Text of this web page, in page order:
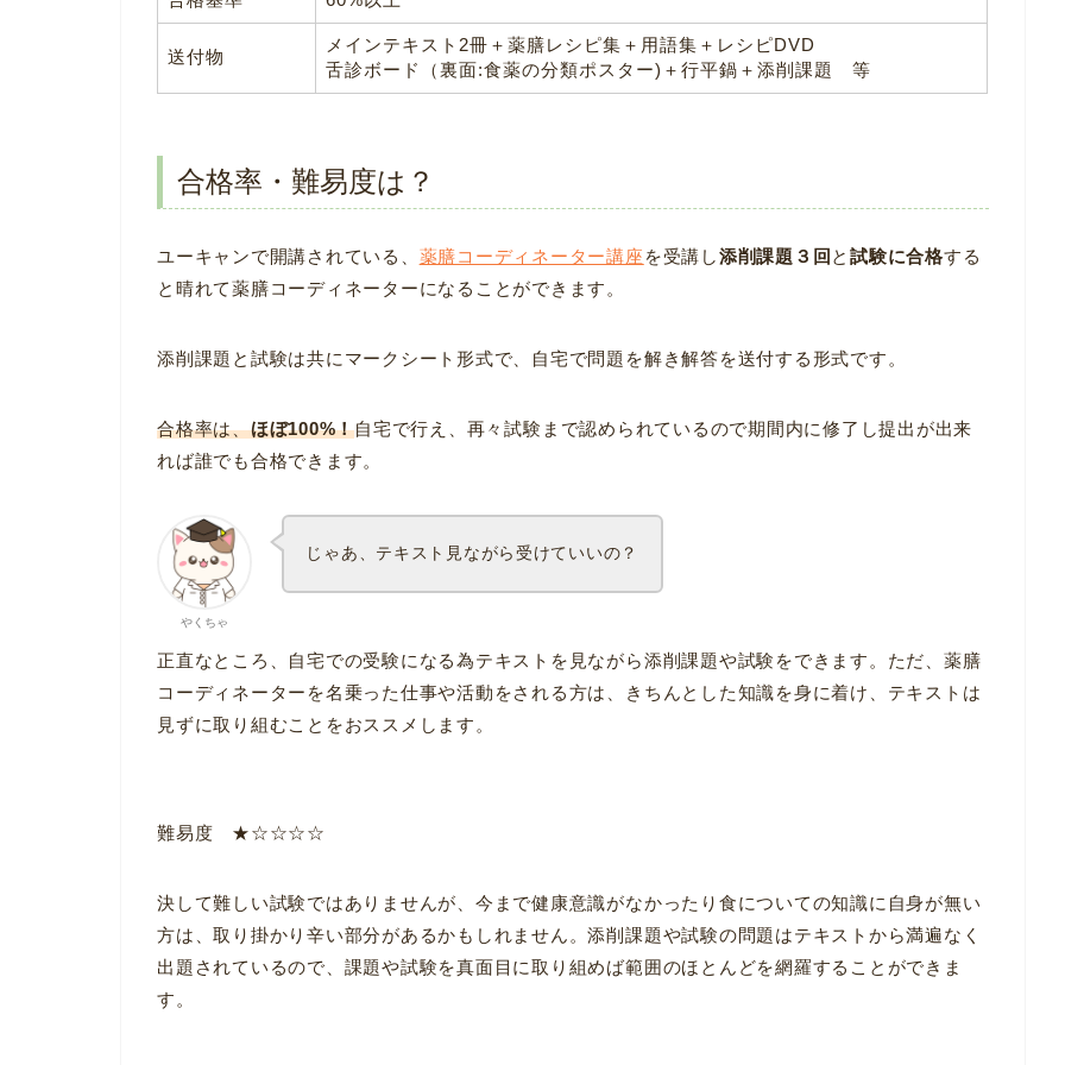
送付物
メインテキスト2冊＋薬膳レシピ集＋用語集＋レシピDVD
舌診ボード（裏面:食薬の分類ポスター)＋行平鍋＋添削課題 等
合格率・難易度は？
ユーキャンで開講されている、 薬膳コーディネーター講座 を受講し添削課題３回 と試験に合格する
と晴れて薬膳コーディネーターになることができます。
添削課題と試験は共にマークシート形式で、自宅で問題を解き解答を送付する形式です。
合格率は、ほぼ100%！自宅で行え、再々試験まで認められているので期間内に修了し提出が出来
れば誰でも合格できます。
やくちゃ
じゃあ、テキスト見ながら受けていいの？
正直なところ、自宅での受験になる為テキストを見ながら添削課題や試験をできます。ただ、薬膳
コーディネーターを名乗った仕事や活動をされる方は、きちんとした知識を身に着け、テキストは
見ずに取り組むことをおススメします。
難易度 ★☆☆☆☆
決して難しい試験ではありませんが、今まで健康意識がなかったり食についての知識に自身が無い
方は、取り掛かり辛い部分があるかもしれません。添削課題や試験の問題はテキストから満遍なく
出題されているので、課題や試験を真面目に取り組めば範囲のほとんどを網羅することができま
す。